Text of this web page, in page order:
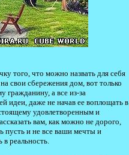
того, что можно назвать для себя
свои сбережения дом, вот только
гражданину, а все из-за
идеи, даже не начав ее воплощать в
удовлетворенным и
вам, как можно не дорого,
пусть и не все ваши мечты и
реальность.